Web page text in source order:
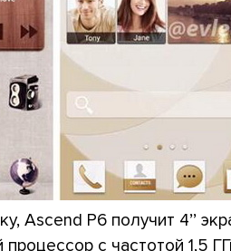
Ascend P6 получит 4’’
с частотой 1,5